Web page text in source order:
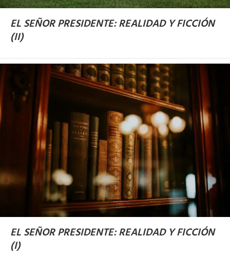
EL SEÑOR PRESIDENTE: REALIDAD Y FICCIÓN
(II)
EL SEÑOR PRESIDENTE: REALIDAD Y FICCIÓN
(I)